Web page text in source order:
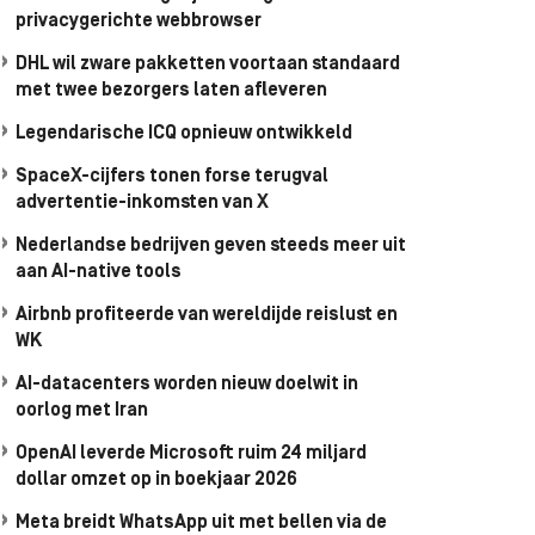
privacygerichte webbrowser
DHL wil zware pakketten voortaan standaard
met twee bezorgers laten afleveren
Legendarische ICQ opnieuw ontwikkeld
SpaceX-cijfers tonen forse terugval
advertentie-inkomsten van X
Nederlandse bedrijven geven steeds meer uit
aan AI-native tools
Airbnb profiteerde van wereldijde reislust en
WK
AI-datacenters worden nieuw doelwit in
oorlog met Iran
OpenAI leverde Microsoft ruim 24 miljard
dollar omzet op in boekjaar 2026
Meta breidt WhatsApp uit met bellen via de